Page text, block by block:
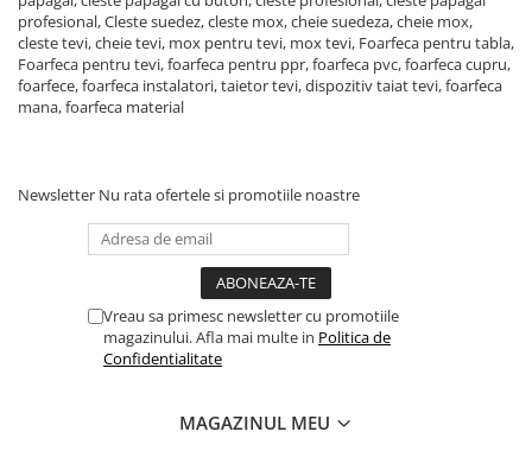
Antifurturi
Lacate
Scule de mana
tapiterie
Chei combinate
Chei combinate cu clichet
Ciocane cauciucate
Ciocane cu maner din lemn
Clesti papagali si suedezi
profesional, Cleste suedez, cleste mox, cheie suedeza, cheie mox,
cleste tevi, cheie tevi, mox pentru tevi, mox tevi, Foarfeca pentru tabla,
Foarfeca pentru tevi, foarfeca pentru ppr, foarfeca pvc, foarfeca cupru,
foarfece, foarfeca instalatori, taietor tevi, dispozitiv taiat tevi, foarfeca
mana, foarfeca material
Newsletter Nu rata ofertele si promotiile noastre
Vreau sa primesc newsletter cu promotiile
magazinului. Afla mai multe in Politica de
Confidentialitate
MAGAZINUL MEU